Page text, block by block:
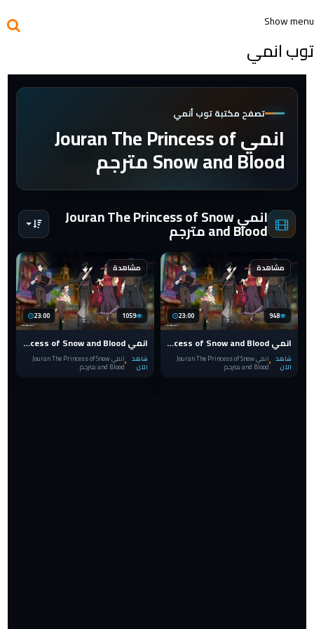
Show menu
توب انمي
تصفح مكتبة توب أنمي
انمي Jouran The Princess of
Snow and Blood مترجم
انمي Jouran The Princess of Snow
and Blood مترجم
مشاهدة
23:00 948
انمي Jouran The Princess of Snow and Blood الحلقة 2
شاهد
الآن
انمي Jouran The Princess of Snow
and Blood مترجم
مشاهدة
23:00 1059
انمي Jouran The Princess of Snow and Blood الحلقة 1
شاهد
الآن
انمي Jouran The Princess of Snow
and Blood مترجم